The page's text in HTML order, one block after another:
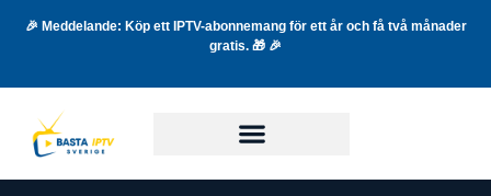
🎉 Meddelande: Köp ett IPTV-abonnemang för ett år och få två månader
gratis. 🎁 🎉